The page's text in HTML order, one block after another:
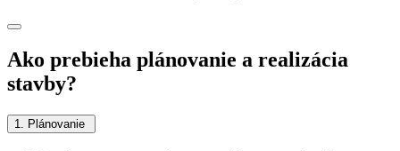
Ako prebieha plánovanie a realizácia
stavby?
1. Plánovanie